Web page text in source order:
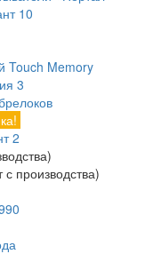
10
Touch Memory
3
2
с производства)